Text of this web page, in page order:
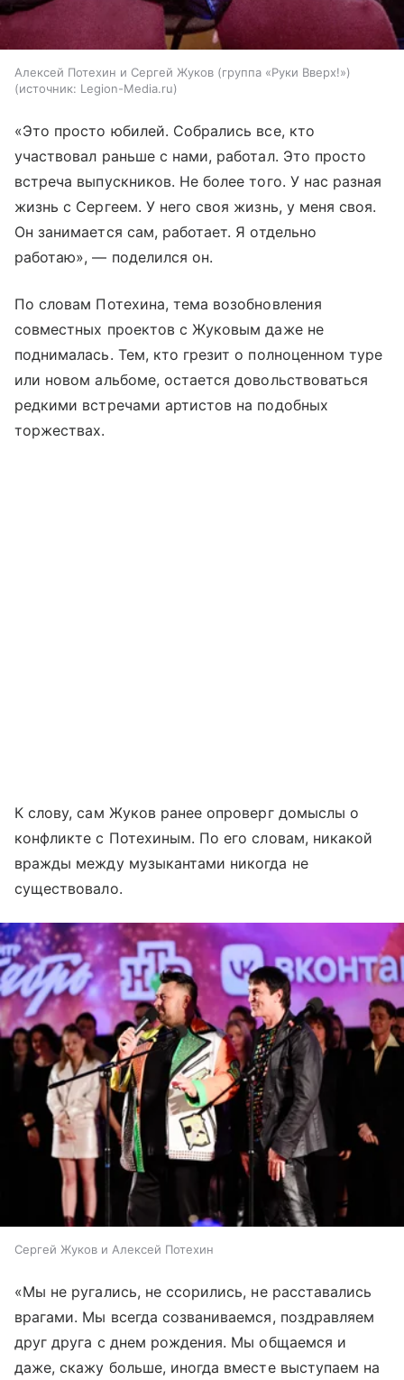
Алексей Потехин и Сергей Жуков (группа «Руки Вверх!»)
источник: Legion-Media.ru
«Это просто юбилей. Собрались все, кто
участвовал раньше с нами, работал. Это просто
встреча выпускников. Не более того. У нас разная
жизнь с Сергеем. У него своя жизнь, у меня своя.
Он занимается сам, работает. Я отдельно
работаю», — поделился он.
По словам Потехина, тема возобновления
совместных проектов с Жуковым даже не
поднималась. Тем, кто грезит о полноценном туре
или новом альбоме, остается довольствоваться
редкими встречами артистов на подобных
торжествах.
К слову, сам Жуков ранее опроверг домыслы о
конфликте с Потехиным. По его словам, никакой
вражды между музыкантами никогда не
существовало.
Сергей Жуков и Алексей Потехин
«Мы не ругались, не ссорились, не расставались
врагами. Мы всегда созваниваемся, поздравляем
друг друга с днем рождения. Мы общаемся и
даже, скажу больше, иногда вместе выступаем на